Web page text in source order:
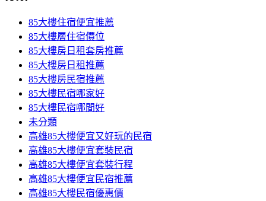
85大樓住宿便宜推薦
85大樓層住宿價位
85大樓房日租套房推薦
85大樓房日租推薦
85大樓房民宿推薦
85大樓民宿哪家好
85大樓民宿哪間好
未分類
高雄85大樓便宜又好玩的民宿
高雄85大樓便宜套裝民宿
高雄85大樓便宜套裝行程
高雄85大樓便宜民宿推薦
高雄85大樓民宿優惠價